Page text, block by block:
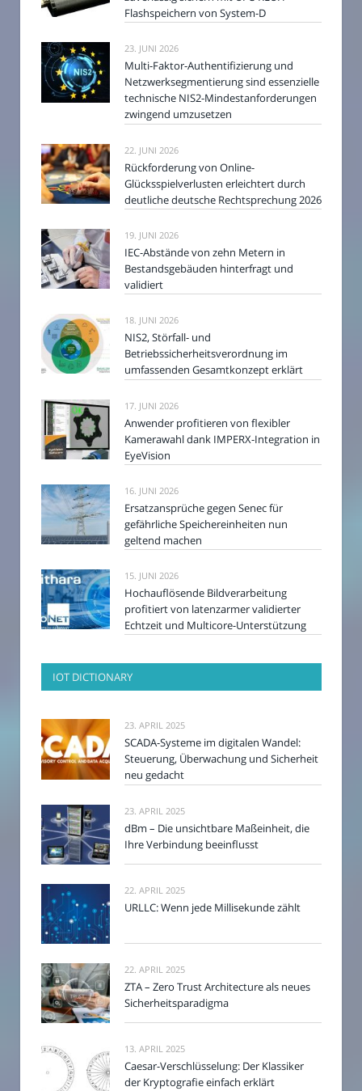
Flashspeichern von System-D
23. JUNI 2026
Multi-Faktor-Authentifizierung und
Netzwerksegmentierung sind essenzielle
technische NIS2-Mindestanforderungen
zwingend umzusetzen
22. JUNI 2026
Rückforderung von Online-
Glücksspielverlusten erleichtert durch
deutliche deutsche Rechtsprechung 2026
19. JUNI 2026
IEC-Abstände von zehn Metern in
Bestandsgebäuden hinterfragt und
validiert
18. JUNI 2026
NIS2, Störfall- und
Betriebssicherheitsverordnung im
umfassenden Gesamtkonzept erklärt
17. JUNI 2026
Anwender profitieren von flexibler
Kamerawahl dank IMPERX-Integration in
EyeVision
16. JUNI 2026
Ersatzansprüche gegen Senec für
gefährliche Speichereinheiten nun
geltend machen
15. JUNI 2026
Hochauflösende Bildverarbeitung
profitiert von latenzarmer validierter
Echtzeit und Multicore-Unterstützung
IOT DICTIONARY
23. APRIL 2025
SCADA-Systeme im digitalen Wandel:
Steuerung, Überwachung und Sicherheit
neu gedacht
23. APRIL 2025
dBm – Die unsichtbare Maßeinheit, die
Ihre Verbindung beeinflusst
22. APRIL 2025
URLLC: Wenn jede Millisekunde zählt
22. APRIL 2025
ZTA – Zero Trust Architecture als neues
Sicherheitsparadigma
13. APRIL 2025
Caesar-Verschlüsselung: Der Klassiker
der Kryptografie einfach erklärt